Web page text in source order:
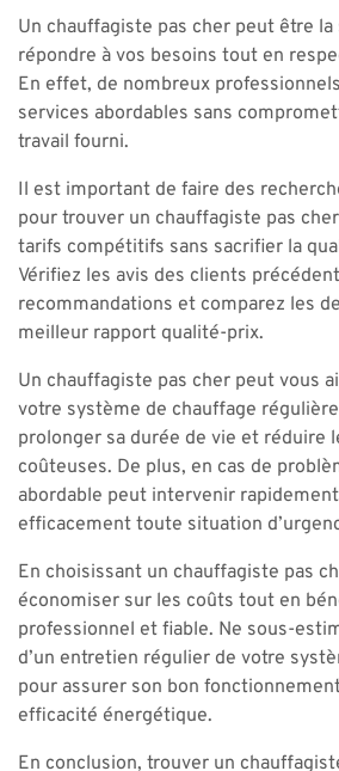
Un chauffagiste pas cher peut être
répondre à vos besoins tout en
En effet, de nombreux
services abordables sans
travail fourni.
Il est important de faire des
pour trouver un chauffagiste pas
tarifs compétitifs sans sacrifier la
Vérifiez les avis des clients
recommandations et comparez les
meilleur rapport qualité-prix.
Un chauffagiste pas cher peut vous
votre système de chauffage
prolonger sa durée de vie et réduire
coûteuses. De plus, en cas de
abordable peut intervenir
efficacement toute situation
En choisissant un chauffagiste pas
économiser sur les coûts tout en
professionnel et fiable. Ne sous-
d’un entretien régulier de votre
pour assurer son bon
efficacité énergétique.
En conclusion, trouver un